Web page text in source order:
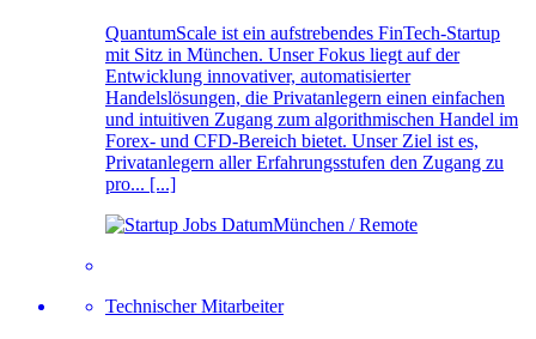
QuantumScale ist ein aufstrebendes FinTech-Startup
mit Sitz in München. Unser Fokus liegt auf der
Entwicklung innovativer, automatisierter
Handelslösungen, die Privatanlegern einen einfachen
und intuitiven Zugang zum algorithmischen Handel im
Forex- und CFD-Bereich bietet. Unser Ziel ist es,
Privatanlegern aller Erfahrungsstufen den Zugang zu
pro... [...]
München / Remote
Technischer Mitarbeiter